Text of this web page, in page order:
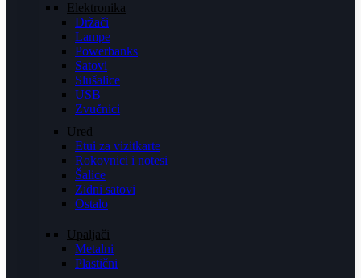
Elektronika
Držači
Lampe
Powerbanks
Satovi
Slušalice
USB
Zvučnici
Ured
Etui za vizitkarte
Rokovnici i notesi
Šalice
Zidni satovi
Ostalo
Upaljači
Metalni
Plastični